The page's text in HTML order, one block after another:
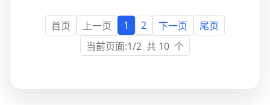
首页 上一页 1 2 下一页
尾页
当前页面:1/2 共 10 个